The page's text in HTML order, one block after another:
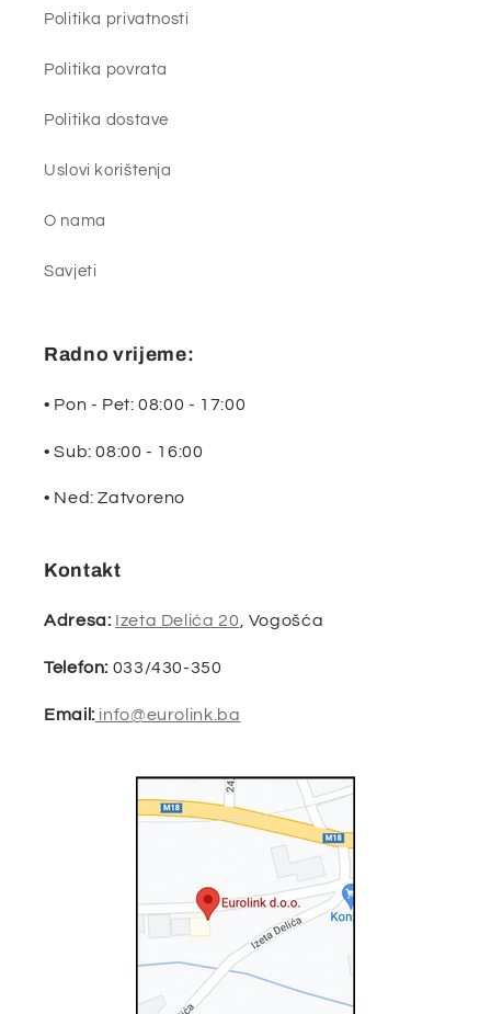
Politika privatnosti
Politika povrata
Politika dostave
Uslovi korištenja
O nama
Savjeti
Radno vrijeme:
• Pon - Pet: 08:00 - 17:00
• Sub: 08:00 - 16:00
• Ned: Zatvoreno
Kontakt
Adresa: Izeta Delića 20, Vogošća
Telefon: 033/430-350
Email: info@eurolink.ba